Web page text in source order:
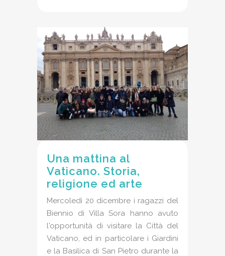
Una mattina al
Vaticano. Storia,
religione ed arte
Mercoledì 20 dicembre i ragazzi del
Biennio di Villa Sora hanno avuto
l'opportunità di visitare la Città del
Vaticano, ed in particolare i Giardini
e la Basilica di San Pietro durante la